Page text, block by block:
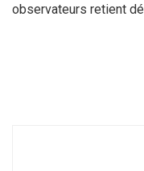
observateurs retient